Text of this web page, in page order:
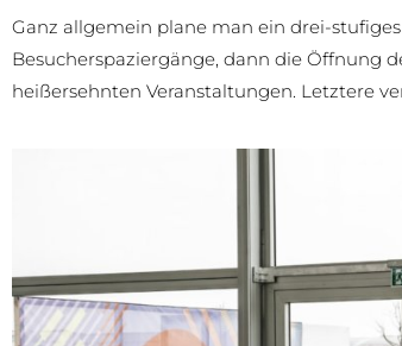
Ganz allgemein plane man ein drei-
Besucherspaziergänge, dann die Öffnung
heißersehnten Veranstaltungen. Letztere